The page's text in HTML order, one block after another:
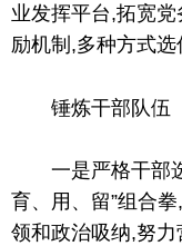
业发挥平台,拓宽
励机制,多种方式选
锤炼干部队伍
一是严格干部
育、用、留”组合
领和政治吸纳,努力